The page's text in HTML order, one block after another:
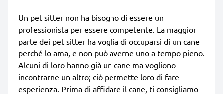
Un pet sitter non ha bisogno di essere un
professionista per essere competente. La maggior
parte dei pet sitter ha voglia di occuparsi di un cane
perché lo ama, e non può averne uno a tempo pieno.
Alcuni di loro hanno già un cane ma vogliono
incontrarne un altro; ciò permette loro di fare
esperienza. Prima di affidare il cane, ti consigliamo